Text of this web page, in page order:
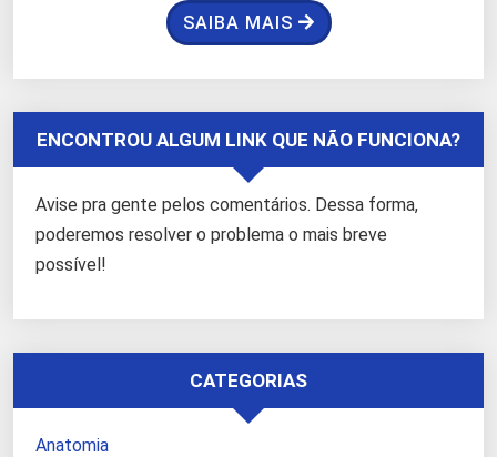
SAIBA MAIS
ENCONTROU ALGUM LINK QUE NÃO FUNCIONA?
Avise pra gente pelos comentários. Dessa forma,
poderemos resolver o problema o mais breve
possível!
CATEGORIAS
Anatomia